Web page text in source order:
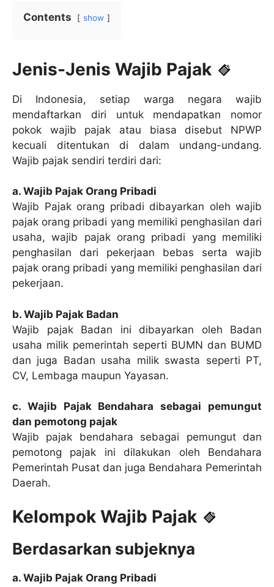
Contents show
Jenis-Jenis Wajib Pajak
Di Indonesia, setiap warga negara wajib
mendaftarkan diri untuk mendapatkan nomor
pokok wajib pajak atau biasa disebut NPWP
kecuali ditentukan di dalam undang-undang.
Wajib pajak sendiri terdiri dari:
a. Wajib Pajak Orang Pribadi
Wajib Pajak orang pribadi dibayarkan oleh wajib
pajak orang pribadi yang memiliki penghasilan dari
usaha, wajib pajak orang pribadi yang memiliki
penghasilan dari pekerjaan bebas serta wajib
pajak orang pribadi yang memiliki penghasilan dari
pekerjaan.
b. Wajib Pajak Badan
Wajib pajak Badan ini dibayarkan oleh Badan
usaha milik pemerintah seperti BUMN dan BUMD
dan juga Badan usaha milik swasta seperti PT,
CV, Lembaga maupun Yayasan.
c. Wajib Pajak Bendahara sebagai pemungut
dan pemotong pajak
Wajib pajak bendahara sebagai pemungut dan
pemotong pajak ini dilakukan oleh Bendahara
Pemerintah Pusat dan juga Bendahara Pemerintah
Daerah.
Kelompok Wajib Pajak
Berdasarkan subjeknya
a. Wajib Pajak Orang Pribadi